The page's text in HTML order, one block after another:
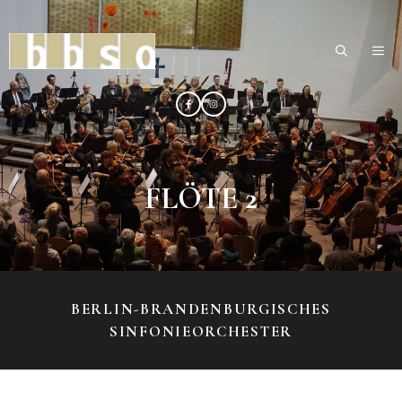
Inhalt
springen
FLÖTE 2
BERLIN-BRANDENBURGISCHES
SINFONIEORCHESTER